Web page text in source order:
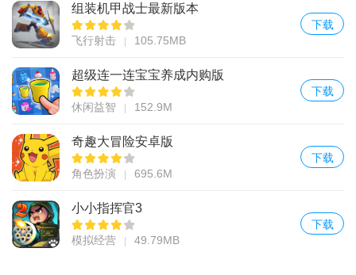
组装机甲战士最新版本
飞行射击 105.75MB
下载
超级连一连宝宝养成内购版
休闲益智 152.9M
下载
奇趣大冒险安卓版
角色扮演 695.6M
下载
小小指挥官3
模拟经营 49.79MB
下载